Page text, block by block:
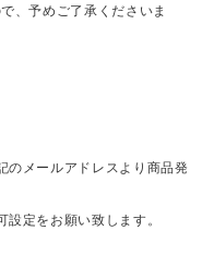
、予めご了承くださいま
のメールアドレスより商品発
定をお願い致します。